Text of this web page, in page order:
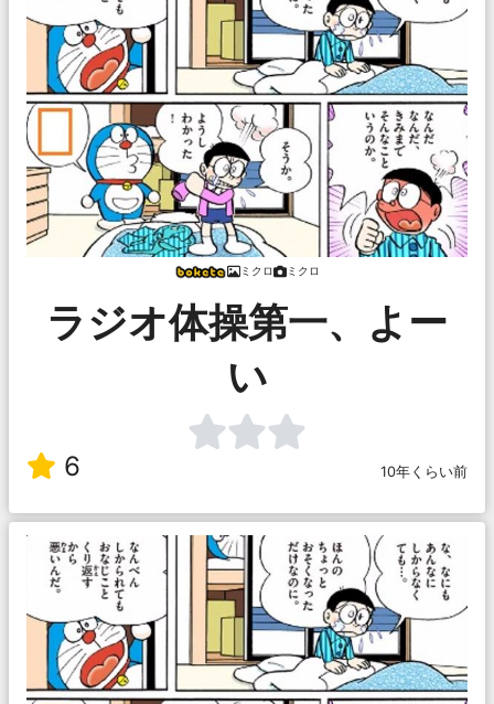
ミクロ ミクロ
ラジオ体操第一、よー
い
6 10年くらい前